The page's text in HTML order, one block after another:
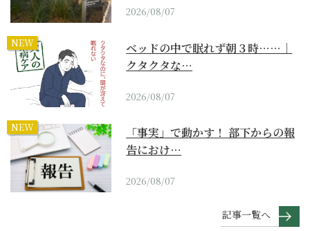
2026/08/07
NEW
ベッドの中で眠れず朝３時……｜
クタクタな…
2026/08/07
NEW
「事実」で動かす！ 部下からの報
告におけ…
2026/08/07
記事一覧へ